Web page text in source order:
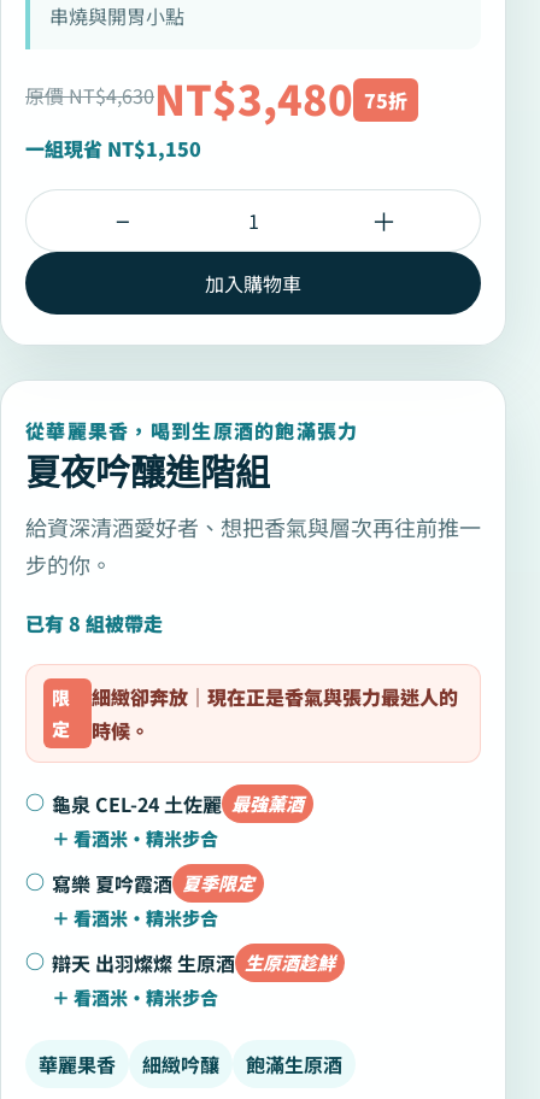
串燒與開胃小點
原價 NT$4,630NT$3,480 75折
一組現省 NT$1,150
− ＋
加入購物車
從華麗果香，喝到生原酒的飽滿張力
夏夜吟釀進階組
給資深清酒愛好者、想把香氣與層次再往前推一
步的你。
已有 8 組被帶走
細緻卻奔放｜現在正是香氣與張力最迷人的
時候。
龜泉 CEL-24 土佐麗 最強薰酒
寫樂 夏吟霞酒 夏季限定
辯天 出羽燦燦 生原酒 生原酒趁鮮
華麗果香 細緻吟釀 飽滿生原酒